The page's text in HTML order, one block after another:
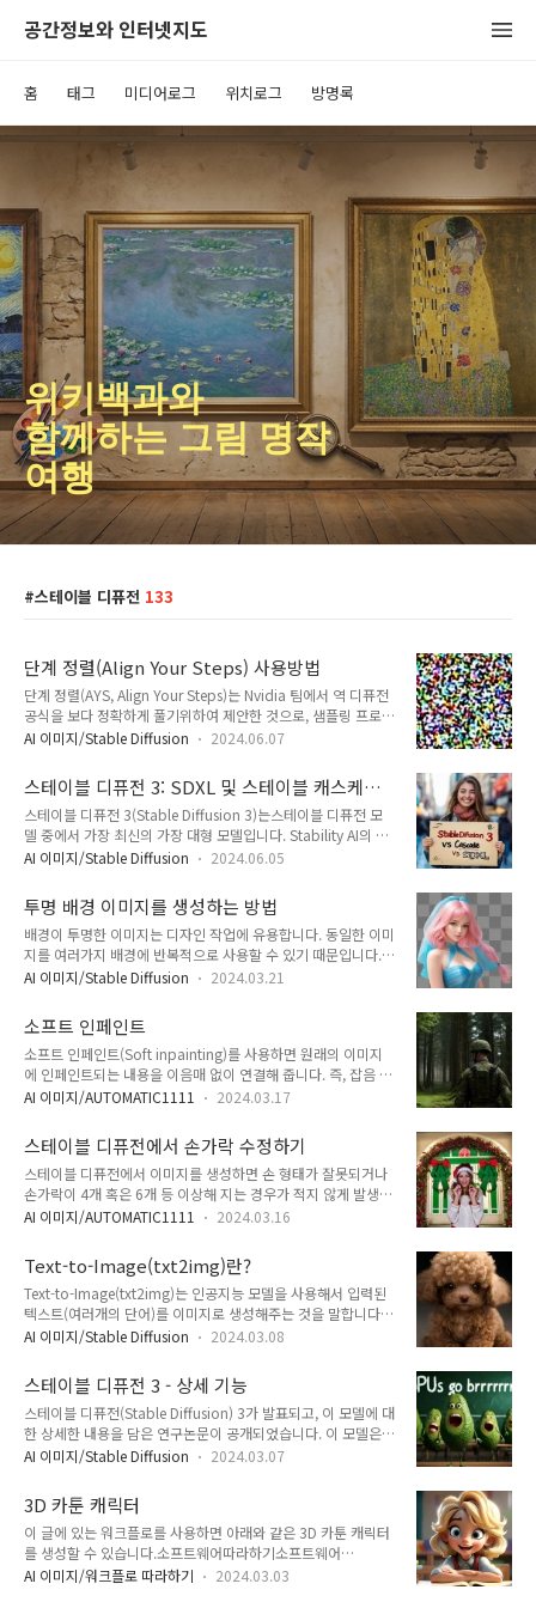
공간정보와 인터넷지도
홈 태그 미디어로그 위치로그 방명록
위키백과와
함께하는 그림 명작
여행
스테이블 디퓨전 133
단계 정렬(Align Your Steps) 사용방법
단계 정렬(AYS, Align Your Steps)는 Nvidia 팀에서 역 디퓨전
공식을 보다 정확하게 풀기위하여 제안한 것으로, 샘플링 프로세
스를 변경한 것입니다. 논문에 따르면 AYS를 사용하면 10단계
이란?ComfyUI에서 단계 정렬을 사용하는 방법단계 정렬(Align
Your Steps) 리뷰결론단계 정렬이란?단계정렬(Align Your
Steps 는 새로운 모델이 아니라, 기존 샘플링 프로세스에 변화를
준 것입니다. 좀 더 정확하게 말씀드리자면 잡음 스케줄(noise
schedule)을 변경시킨 것입니다. 따라서 단계 정렬은 어떤 모델
플링 프로세스를 이해해야 합니다. 여기에..
AI 이미지/Stable Diffusion 2024.06.07
스테이블 디퓨전 3: SDXL 및 스테이블 캐스케이
드와 비교
스테이블 디퓨전 3(Stable Diffusion 3)는스테이블 디퓨전 모
델 중에서 가장 최신의 가장 대형 모델입니다. Stability AI의 발
표에 따르면, 자신의 기존 모델(스테이블 캐스케이드 및 SDXL)
씬 뛰어나다고 합니다.이 글에서는 Stable Diffusion 3와, 스테
이블 캐스케이드, SDXL을 비교합니다. 비교할 대상은 아래와 같
습니다.이 글의 목차는 아래와 같습니다.스테이블 디퓨전 3 사용
방법텍스트 렌더링프롬프트 이해 및 따르기자세 제어물체의 구
도손 렌더링얼굴 렌더링스타일결론스테이블 디퓨전 3 사용방법
은 불가능하며, 개발자 API 를 통해서만 사용할 수 있습니다. ..
AI 이미지/Stable Diffusion 2024.06.05
투명 배경 이미지를 생성하는 방법
배경이 투명한 이미지는 디자인 작업에 유용합니다. 동일한 이미
지를 여러가지 배경에 반복적으로 사용할 수 있기 때문입니다.
이 글에서는 layer Diffusion 모델을 사용하여 Stable
을 소개합니다. 소프트웨어 SD Forge로 투명 배경 이미지 제작
최신 버전 업데이트 Layer Diffusion 확장 설치 SD v1.5 투명
배경 이미지 생성 SDXL 투명 배경 이미지 생성 참고 사항 기타
스타일 ComfyUI ComfyUI로 투명 배경 이미지 제작 SD 1.5용
투명 배경 이미지 Layer Diffusion의 원리 소프트웨어 이 글에
AUT..
AI 이미지/Stable Diffusion 2024.03.21
소프트 인페인트
소프트 인페인트(Soft inpainting)를 사용하면 원래의 이미지
에 인페인트되는 내용을 이음매 없이 연결해 줍니다. 즉, 잡음 제
거 강도(denoising strength)를 높게 유지하면서도 복잡한 장
래는 소프트 인페인트의 예입니다. 배경 일반 인페인트 소프트
인페인 소프트웨어 간단한 예제 일반 인페인트 소프트 인페인트
소프트 인페인트의 작동원리 소프트 인페인트 설정 소프트웨어
이 글에서는 스테이블 디퓨전 모델의 웹 GUI 중에서 가장 대중
적이고 널리 사용되고 있는 AUTOMATIC1111을 사용합니다.
AUTOMATIC1111 가이드를 읽어보세요. 간단한 예제 배경 생
성 먼저..
AI 이미지/AUTOMATIC1111 2024.03.17
스테이블 디퓨전에서 손가락 수정하기
스테이블 디퓨전에서 이미지를 생성하면 손 형태가 잘못되거나
손가락이 4개 혹은 6개 등 이상해 지는 경우가 적지 않게 발생합
니다. 이 글에서는 이러한 결함이 발생한 손 이미지를 수정하는
(Upscaling) SDXL 모델의 경우 Hand Refiner 소프트웨어 이
글에서는 스테이블 디퓨전용 웹 GUI 중에서 가장 널리 사용되고
있는 AUTOMATIC1111을 사용합니다. AUTOMATIC1111은
Mac 이나 Google Colab에서도 사용할 수 있지만, 제 블로그
에서는 윈도11에서 사용하는 방법만 다루고 있습니다. 스테이블
가이드를 참고하세요. 간단한 인페인트 생성한 이미지중 일부가
잘못..
AI 이미지/AUTOMATIC1111 2024.03.16
Text-to-Image(txt2img)란?
Text-to-Image(txt2img)는 인공지능 모델을 사용해서 입력된
텍스트(여러개의 단어)를 이미지로 생성해주는 것을 말합니다.
txt2img AI 모델은 여러가지가 존재합니다. Text-to-image 모
txt2img 기본 설정 txt2img 모델 학습방법 Text-to-Image 모
델의 종류 DALL-E Imagen 스테이블 디퓨전(Stable Diffusion)
미드저니(Midjourney) Text-to-image 모델의 작동 원리
txt2img 모델은 자연어 문장을 입력받아, 그 문장에 맞는 이미
지를 생성해주는 신경망(neural network)입니다. 스테이블 디
AI 이미지/Stable Diffusion 2024.03.08
스테이블 디퓨전 3 - 상세 기능
스테이블 디퓨전(Stable Diffusion) 3가 발표되고, 이 모델에 대
한 상세한 내용을 담은 연구논문이 공개되었습니다. 이 모델은
아직 사용할 수 없지만, 미리 시험하기 원하신다면 대기자명단에
디퓨전 3 모델의 장점 텍스트 생성 능력 향상 프롬프트 이해도
향상 속도와 배포 안전 스테이블 디퓨전 3의 새로운 기능 잡음
예측기 샘플링 텍스트 인코더 더 나은 캡션 스테이블 디퓨전 3
모델이란? 스테이블 디퓨전은 Stabiltity AI에서 공개한 최신의
텍스트-이미지(text-to-image) AI 모델입니다. 그런데, 기존의
AI 이미지/Stable Diffusion 2024.03.07
3D 카툰 캐릭터
이 글에 있는 워크플로를 사용하면 아래와 같은 3D 카툰 캐릭터
를 생성할 수 있습니다.소프트웨어따라하기소프트웨어
AUTOMATIC1111이 글에 있는 워크플로는 가장 널리 사용되고
AI 이미지/워크플로 따라하기 2024.03.03